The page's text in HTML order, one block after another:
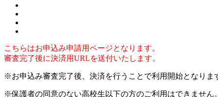
こちらはお申込み申請用ページとなります。
審査完了後に決済用URLを送付いたします。
※お申込み審査完了後、決済を行うことで利用開始となりま
※保護者の同意のない高校生以下の方のご利用はできません